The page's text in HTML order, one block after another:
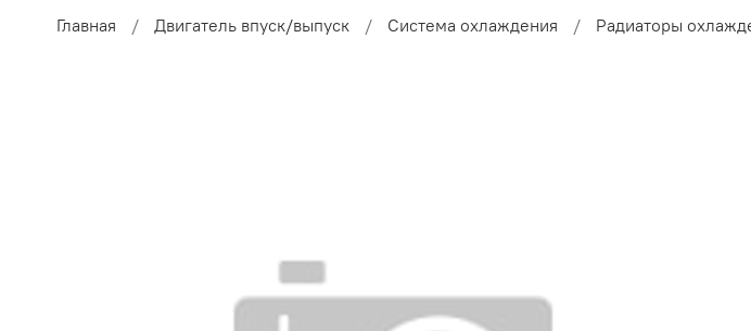
Главная Двигатель впуск/выпуск Система охлаждения Радиаторы